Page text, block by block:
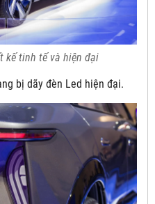
kế tinh tế và hiện đại
bị dãy đèn Led hiện đại.